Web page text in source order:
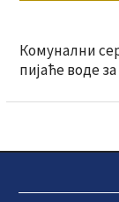
Комунални
пијаће воде